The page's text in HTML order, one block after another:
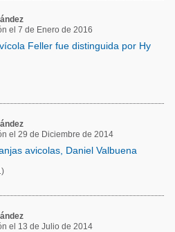
el 7 de Enero de 2016
Feller fue distinguida por Hy
el 29 de Diciembre de 2014
avicolas, Daniel Valbuena
el 13 de Julio de 2014